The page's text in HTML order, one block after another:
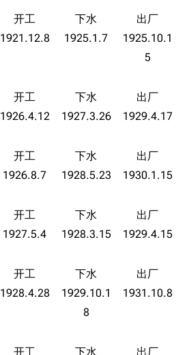
1696 6687 11.9万
游戏系统
舰娘与装备
1921.12.8 1925.1.7
1925.10.1
5
1926.4.12 1927.3.26 1929.4.17
1926.8.7 1928.5.23 1930.1.15
1927.5.4 1928.3.15 1929.4.15
1928.4.28
1929.10.1
8
1931.10.8